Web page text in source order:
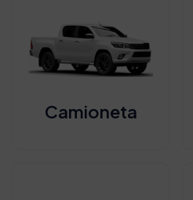
Camioneta